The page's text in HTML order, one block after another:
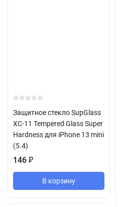
Защитное стекло SupGlass
XC-11 Tempered Glass Super
Hardness для iPhone 13 mini
(5.4)
146 ₽
В корзину